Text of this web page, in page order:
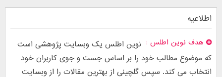
اطلاعیه
هدف نوین اطلس
نوین اطلس یک وبسایت پژوهشی است
که موضوع مطالب خود را بر اساس جست و جوی کاربران خود
انتخاب می کند. سپس گلچینی از بهترین مقالات را از وبسایت